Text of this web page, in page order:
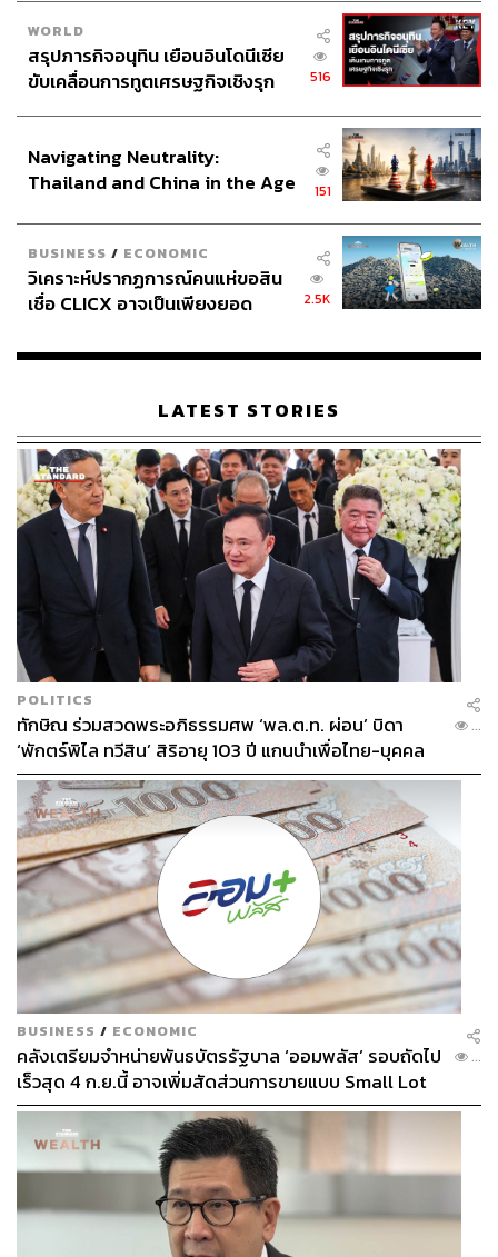
WORLD
สรุปภารกิจอนุทิน เยือนอินโดนีเซีย
ขับเคลื่อนการทูตเศรษฐกิจเชิงรุก
516
Navigating Neutrality:
Thailand and China in the Age
151
BUSINESS / ECONOMIC
วิเคราะห์ปรากฏการณ์คนแห่ขอสิน
เชื่อ CLICX อาจเป็นเพียงยอด
เรือนไทยที่ถูกซุกไว้
2.5K
LATEST STORIES
POLITICS
ทักษิณ ร่วมสวดพระอภิธรรมศพ ‘พล.ต.ท. ผ่อน’ บิดา
‘พักตร์พิไล ทวีสิน’ สิริอายุ 103 ปี แกนนำเพื่อไทย-บุคคล
หลากวงการร่วมอาลัย
...
BUSINESS / ECONOMIC
คลังเตรียมจำหน่ายพันธบัตรรัฐบาล ‘ออมพลัส’ รอบถัดไป
เร็วสุด 4 ก.ย.นี้ อาจเพิ่มสัดส่วนการขายแบบ Small Lot
First มากขึ้น
...